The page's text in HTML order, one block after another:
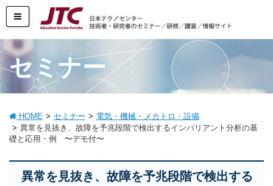
セミナー
HOME セミナー
電気・機械・メカトロ・設備
異常を見抜き、故障を予兆段階で検出するインバリアント分析の基
礎と応用・例 〜デモ付〜
異常を見抜き、故障を予兆段階で検出する